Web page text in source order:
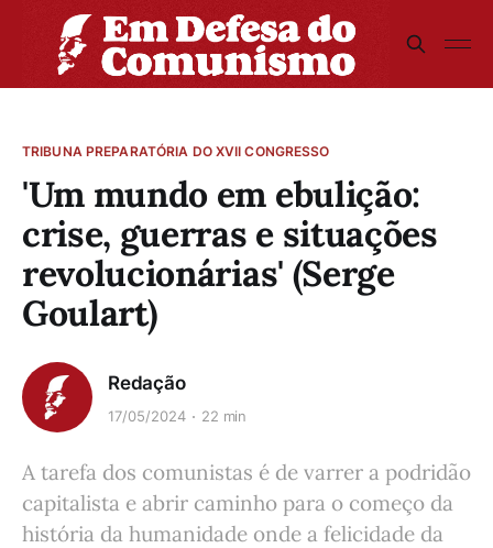
TRIBUNA PREPARATÓRIA DO XVII CONGRESSO
'Um mundo em ebulição:
crise, guerras e situações
revolucionárias' (Serge
Goulart)
Redação
17/05/2024 22 min
A tarefa dos comunistas é de varrer a podridão
capitalista e abrir caminho para o começo da
história da humanidade onde a felicidade da